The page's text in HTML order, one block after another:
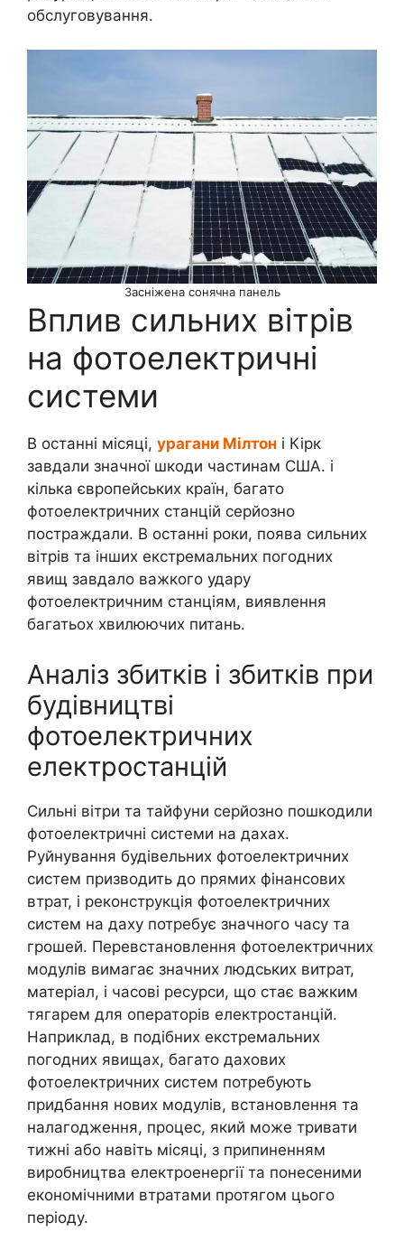
обслуговування.
Засніжена сонячна панель
Вплив сильних вітрів
на фотоелектричні
системи
В останні місяці, урагани Мілтон і Кірк
завдали значної шкоди частинам США. і
кілька європейських країн, багато
фотоелектричних станцій серйозно
постраждали. В останні роки, поява сильних
вітрів та інших екстремальних погодних
явищ завдало важкого удару
фотоелектричним станціям, виявлення
багатьох хвилюючих питань.
Аналіз збитків і збитків при
будівництві
фотоелектричних
електростанцій
Сильні вітри та тайфуни серйозно пошкодили
фотоелектричні системи на дахах.
Руйнування будівельних фотоелектричних
систем призводить до прямих фінансових
втрат, і реконструкція фотоелектричних
систем на даху потребує значного часу та
грошей. Перевстановлення фотоелектричних
модулів вимагає значних людських витрат,
матеріал, і часові ресурси, що стає важким
тягарем для операторів електростанцій.
Наприклад, в подібних екстремальних
погодних явищах, багато дахових
фотоелектричних систем потребують
придбання нових модулів, встановлення та
налагодження, процес, який може тривати
тижні або навіть місяці, з припиненням
виробництва електроенергії та понесеними
економічними втратами протягом цього
періоду.